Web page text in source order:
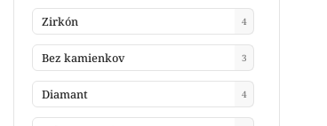
Zirkón 4
Bez kamienkov 3
Diamant 4